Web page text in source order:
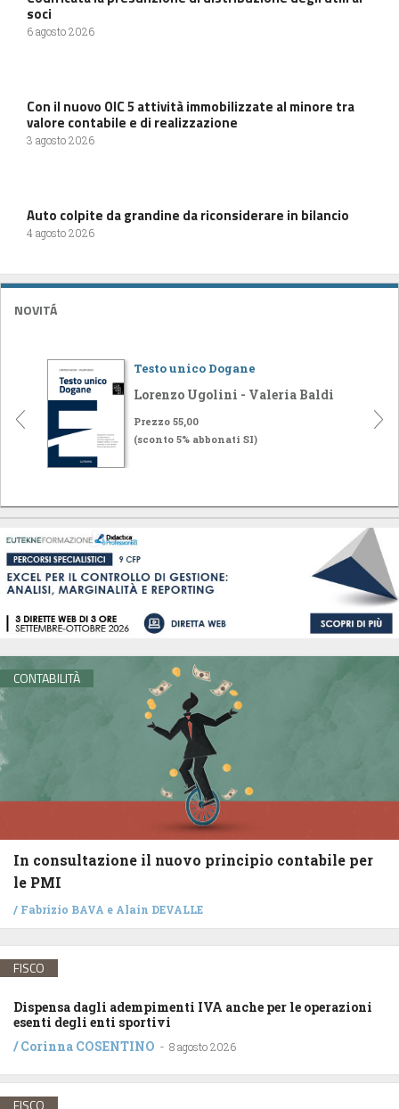
soci
6 agosto 2026
Con il nuovo OIC 5 attività immobilizzate al minore tra
valore contabile e di realizzazione
3 agosto 2026
Auto colpite da grandine da riconsiderare in bilancio
4 agosto 2026
NOVITÁ
Testo unico Dogane
Lorenzo Ugolini - Valeria Baldi
Prezzo 55,00
(sconto 5% abbonati SI)
CONTABILITÀ
In consultazione il nuovo principio contabile per
le PMI
/ Fabrizio BAVA e Alain DEVALLE
FISCO
Dispensa dagli adempimenti IVA anche per le operazioni
esenti degli enti sportivi
/Corinna COSENTINO - 8 agosto 2026
FISCO